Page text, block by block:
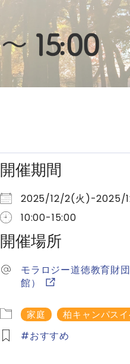
開催期間
2025/12/2(火)-
10:00-15:00
開催場所
モラロジー道徳教育財
館）
家庭 柏キャンパスイ
おすすめ